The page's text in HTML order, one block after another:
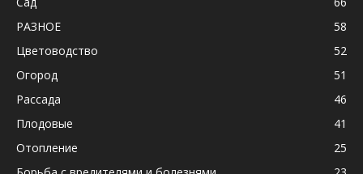
РАЗНОЕ
58
Цветоводство
52
Огород
51
Рассада
46
Плодовые
41
Отопление
25